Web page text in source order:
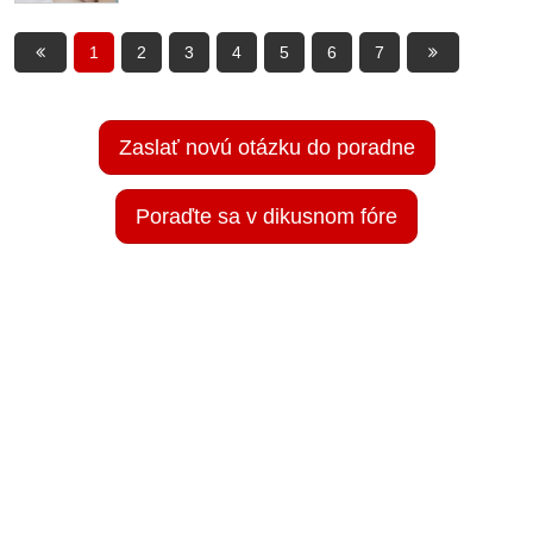
1 2 3 4 5 6 7
Zaslať novú otázku do poradne
Poraďte sa v dikusnom fóre